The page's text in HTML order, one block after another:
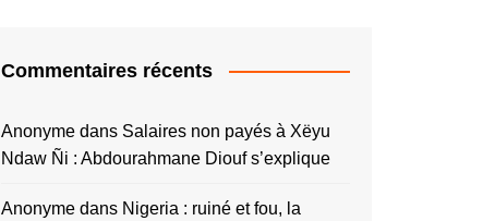
Commentaires récents
Anonyme dans Salaires non payés à Xëyu
Ndaw Ñi : Abdourahmane Diouf s’explique
Anonyme dans Nigeria : ruiné et fou, la